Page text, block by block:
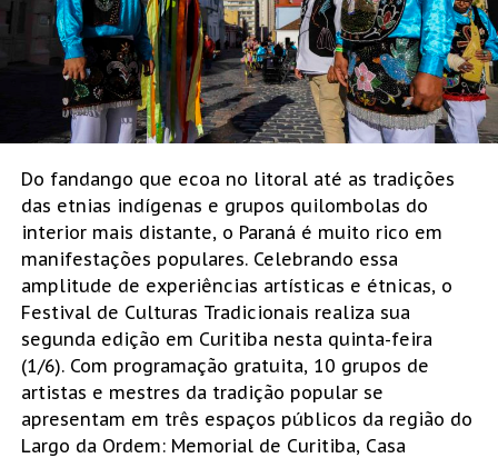
Do fandango que ecoa no litoral até as tradições
das etnias indígenas e grupos quilombolas do
interior mais distante, o Paraná é muito rico em
manifestações populares. Celebrando essa
amplitude de experiências artísticas e étnicas, o
Festival de Culturas Tradicionais realiza sua
segunda edição em Curitiba nesta quinta-feira
(1/6). Com programação gratuita, 10 grupos de
artistas e mestres da tradição popular se
apresentam em três espaços públicos da região do
Largo da Ordem: Memorial de Curitiba, Casa